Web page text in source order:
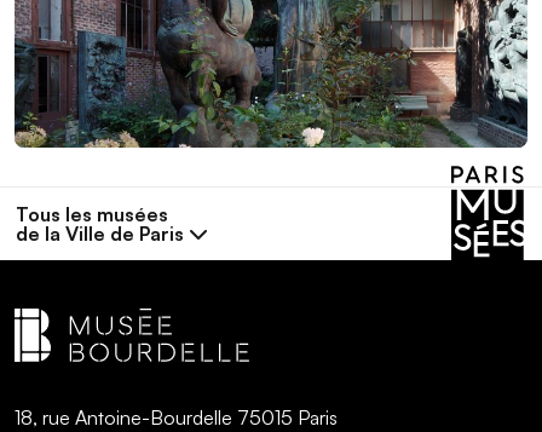
Tous les musées
de la Ville de Paris
18, rue Antoine-Bourdelle 75015 Paris